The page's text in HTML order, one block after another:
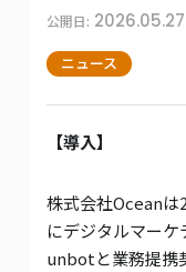
公開日: 2026.05.27
ニュース
【導入】
株式会社Oceanは
にデジタルマー
unbotと業務提携